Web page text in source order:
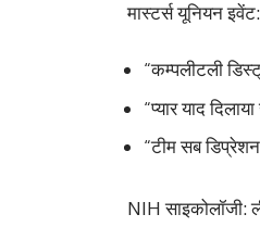
मास्टर्स यूनियन इवेंट:
“कम्पलीटली
“प्यार याद
“टीम सब
NIH साइकोलॉजी: